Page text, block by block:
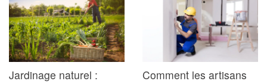
Jardinage naturel :
Comment les artisans